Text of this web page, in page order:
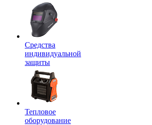
Средства
индивидуальной
защиты
Тепловое
оборудование